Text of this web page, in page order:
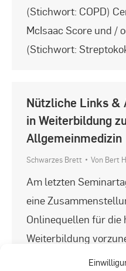
(Stichwort: COPD)
McIsaac Score und /
(Stichwort:
Nützliche Links &
in Weiterbildung
Allgemeinmedizin
Schwarzes Brett Von Bert
Am letzten
eine
Onlinequellen für die
Weiterbildung
erster Aufschlag, der